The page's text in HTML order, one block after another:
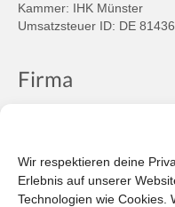
Wir respektieren deine
Erlebnis auf unserer
Technologien wie Cookies.
Kammer: IHK Münster
Umsatzsteuer ID: DE
Firma
Über uns